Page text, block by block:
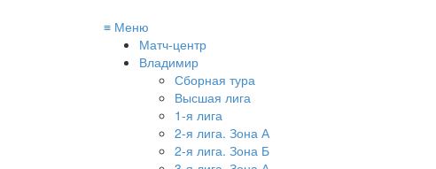
≡ Меню
Матч-центр
Владимир
Сборная тура
Высшая лига
1-я лига
2-я лига. Зона А
2-я лига. Зона Б